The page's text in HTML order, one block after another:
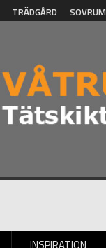
TRÄDGÅRD SOVRUM